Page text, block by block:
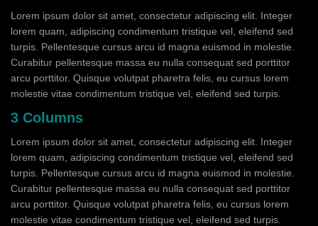
Lorem ipsum dolor sit amet, consectetur adipiscing elit. Integer
lorem quam, adipiscing condimentum tristique vel, eleifend sed
turpis. Pellentesque cursus arcu id magna euismod in molestie.
Curabitur pellentesque massa eu nulla consequat sed porttitor
arcu porttitor. Quisque volutpat pharetra felis, eu cursus lorem
molestie vitae condimentum tristique vel, eleifend sed turpis.
3 Columns
Lorem ipsum dolor sit amet, consectetur adipiscing elit. Integer
lorem quam, adipiscing condimentum tristique vel, eleifend sed
turpis. Pellentesque cursus arcu id magna euismod in molestie.
Curabitur pellentesque massa eu nulla consequat sed porttitor
arcu porttitor. Quisque volutpat pharetra felis, eu cursus lorem
molestie vitae condimentum tristique vel, eleifend sed turpis.